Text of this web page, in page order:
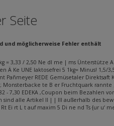
Seite
und möglicherweise Fehler enthält
= 3,33 / 2,50 Ne dl me | ms
Ke UNE laktosefrei 5 1kg= Minus! 1,5/
REDE Gemüsetaler Direktsaft
Monsterbacke te B er Fruchtquark
- 7,30 EDEKA ‚Coupon beim Bezahlen
alle Artikel II | | Ill außerhalb des
Rt Ei rt L t auf maxim 5 Di ne nd Ts {ur